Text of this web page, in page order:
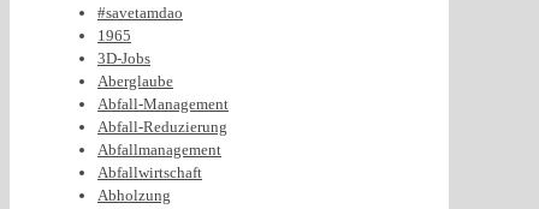
#savetamdao
1965
3D-Jobs
Aberglaube
Abfall-Management
Abfall-Reduzierung
Abfallmanagement
Abfallwirtschaft
Abholzung